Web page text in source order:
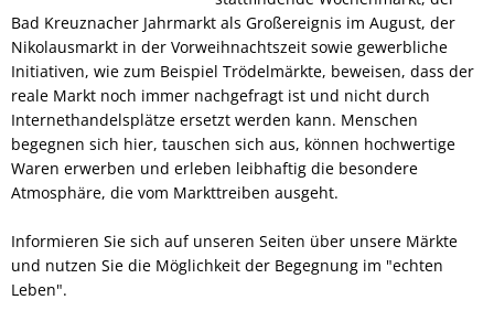
Bad Kreuznacher Jahrmarkt als Großereignis im August, der
Nikolausmarkt in der Vorweihnachtszeit sowie gewerbliche
Initiativen, wie zum Beispiel Trödelmärkte, beweisen, dass der
reale Markt noch immer nachgefragt ist und nicht durch
Internethandelsplätze ersetzt werden kann. Menschen
begegnen sich hier, tauschen sich aus, können hochwertige
Waren erwerben und erleben leibhaftig die besondere
Atmosphäre, die vom Markttreiben ausgeht.
Informieren Sie sich auf unseren Seiten über unsere Märkte
und nutzen Sie die Möglichkeit der Begegnung im "echten
Leben".